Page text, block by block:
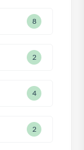
8
2
4
2